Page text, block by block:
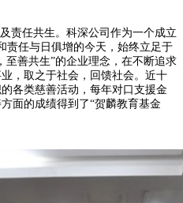
责任共生。科深公司作为一个成立
责任与日俱增的今天，始终立足于
至善共生”的企业理念，在不断追求
，取之于社会，回馈社会。近十
各类慈善活动，每年对口支援金
面的成绩得到了“贺麟教育基金